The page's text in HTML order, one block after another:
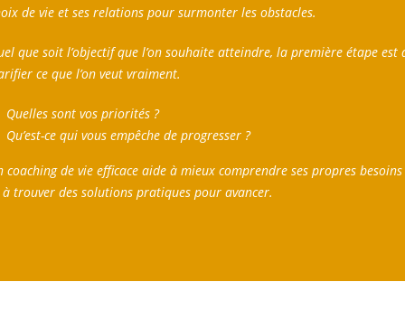
de vie et ses relations pour surmonter les obstacles.
que soit l’objectif que l’on souhaite atteindre, la première étape est
ce que l’on veut vraiment.
Quelles sont vos priorités ?
Qu’est-ce qui vous empêche de progresser ?
coaching de vie efficace aide à mieux comprendre ses propres besoins
trouver des solutions pratiques pour avancer.